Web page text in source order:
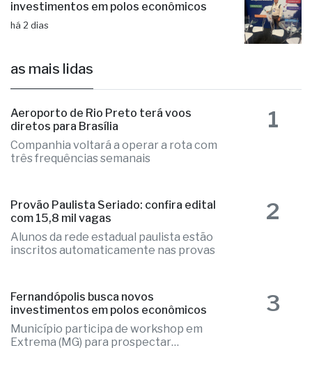
investimentos em polos econômicos
há 2 dias
as mais lidas
Aeroporto de Rio Preto terá voos
diretos para Brasília
Companhia voltará a operar a rota com
três frequências semanais
1
Provão Paulista Seriado: confira edital
com 15,8 mil vagas
Alunos da rede estadual paulista estão
inscritos automaticamente nas provas
2
Fernandópolis busca novos
investimentos em polos econômicos
Município participa de workshop em
Extrema (MG) para prospectar
3